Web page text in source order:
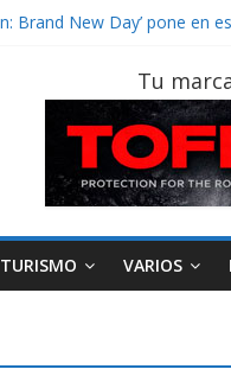
gana protagonismo a la
si permanece varios
edición 47ª, recorre 7
Bolden para cubrir las
Tu
TURISMO VARIOS